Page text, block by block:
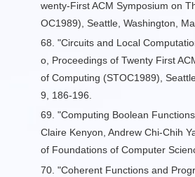
wenty-First ACM Symposium on
OC1989), Seattle, Washington,
68. "Circuits and Local
o, Proceedings of Twenty First
of Computing (STOC1989),
9, 186-196.
69. "Computing Boolean
Claire Kenyon, Andrew Chi-Chih
of Foundations of Computer
70. "Coherent Functions and